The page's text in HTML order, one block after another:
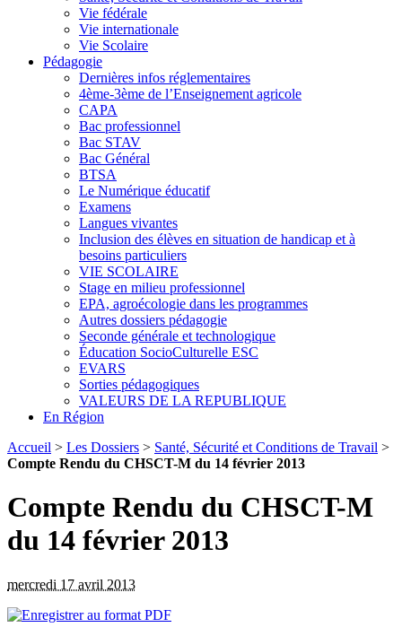
Vie fédérale
Vie internationale
Vie Scolaire
Pédagogie
Dernières infos réglementaires
4ème-3ème de l’Enseignement agricole
CAPA
Bac professionnel
Bac STAV
Bac Général
BTSA
Le Numérique éducatif
Examens
Langues vivantes
Inclusion des élèves en situation de handicap et à
besoins particuliers
VIE SCOLAIRE
Stage en milieu professionnel
EPA, agroécologie dans les programmes
Autres dossiers pédagogie
Seconde générale et technologique
Éducation SocioCulturelle ESC
EVARS
Sorties pédagogiques
VALEURS DE LA REPUBLIQUE
En Région
Accueil > Les Dossiers > Santé, Sécurité et Conditions de Travail >
Compte Rendu du CHSCT-M du 14 février 2013
Compte Rendu du CHSCT-M
du 14 février 2013
mercredi 17 avril 2013